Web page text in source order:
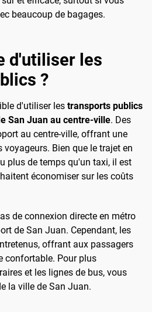
beaucoup de bagages.
d'utiliser les
?
d'utiliser les transports publics
San Juan au centre-ville. Des
au centre-ville, offrant une
Bien que le trajet en
plus de temps qu'un taxi, il est
économiser sur les coûts
de connexion directe en métro
de San Juan. Cependant, les
offrant aux passagers
confortable. Pour plus
et les lignes de bus, vous
la ville de San Juan.